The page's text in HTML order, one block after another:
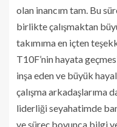
olan inancım tam. Bu
birlikte çalışmaktan
takımıma en içten
T10F’nin hayata
inşa eden ve büyük
çalışma arkadaşlarıma
liderliği seyahatimde
ve süreç boyunca bilgi